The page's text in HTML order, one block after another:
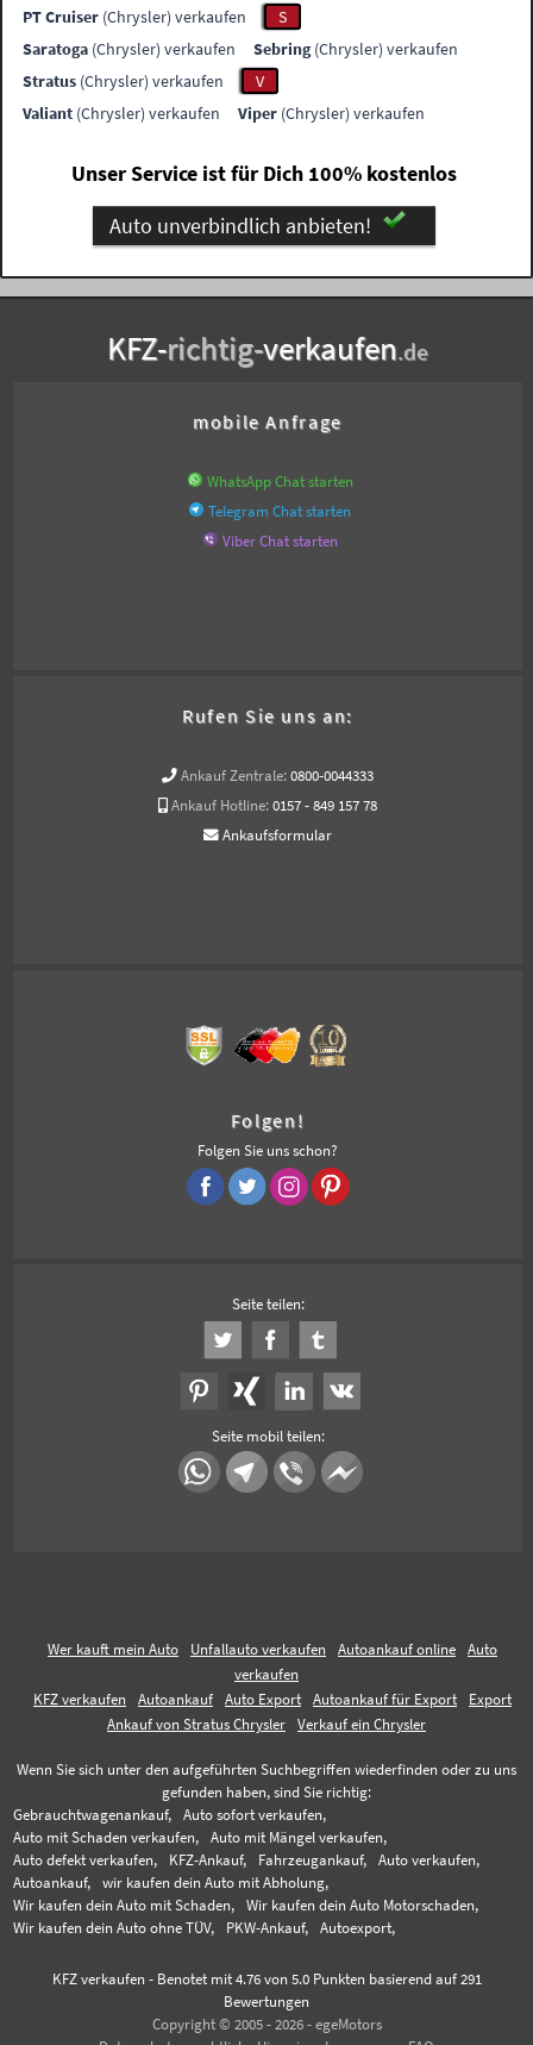
PT Cruiser (Chrysler) verkaufen
S
Saratoga (Chrysler) verkaufen Sebring(Chrysler) verkaufen
Stratus (Chrysler) verkaufen
V
Valiant (Chrysler) verkaufen Viper (Chrysler) verkaufen
Unser Service ist für Dich 100% kostenlos
Auto unverbindlich anbieten!
KFZ-richtig-verkaufen.de
mobile Anfrage
WhatsApp Chat starten
Telegram Chat starten
Viber Chat starten
Rufen Sie uns an:
Ankauf Zentrale: 0800-0044333
Ankauf Hotline: 0157 - 849 157 78
Ankaufsformular
Folgen!
Folgen Sie uns schon?
Seite teilen:
Seite mobil teilen:
Wer kauft mein Auto Unfallauto verkaufen Autoankauf online
Auto
verkaufen
KFZ verkaufen
Autoankauf Auto Export Autoankauf für Export
Export
Ankauf von Stratus Chrysler
Verkauf ein Chrysler
Wenn Sie sich unter den aufgeführten Suchbegriffen wiederfinden oder zu uns
gefunden haben, sind Sie richtig:
Gebrauchtwagenankauf,
Auto sofort verkaufen,
Auto mit Schaden verkaufen,
Auto mit Mängel verkaufen,
Auto defekt verkaufen,
KFZ-Ankauf, Fahrzeugankauf,
Auto verkaufen,
Autoankauf,
wir kaufen dein Auto mit Abholung,
Wir kaufen dein Auto mit Schaden,
Wir kaufen dein Auto Motorschaden,
Wir kaufen dein Auto ohne TÜV,
PKW-Ankauf, Autoexport,
KFZ verkaufen- Benotet mit 4.76von 5.0 Punkten basierend auf 291
Bewertungen
Copyright © 2005 - 2026 - egeMotors